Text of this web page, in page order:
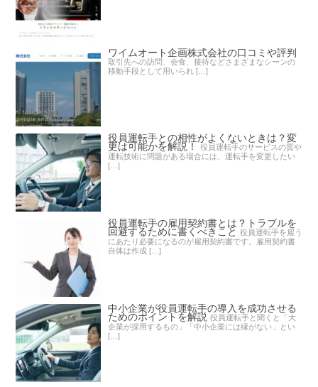
ワイムオート企画株式会社の口コミや評判
取引先への訪問、会食、接待などさまざまなシーンの
移動手段として用いられ […]
役員運転手との相性がよくないときは？変
更は可能かを解説！
役員運転手のサービスの質や
運転技術に問題がある場合には、運転手を変更したい
[…]
役員運転手の雇用契約書とは？トラブルを
回避するために書くべきこと 役員運転手を雇う
にあたり必要になるのが雇用契約書です。雇用契約書
自体は作成 […]
中小企業が役員運転手の導入を成功させる
ためのポイントを解説 役員運転手と聞くと「大
企業が採用するもの」「中小企業には縁がない」とい
[…]